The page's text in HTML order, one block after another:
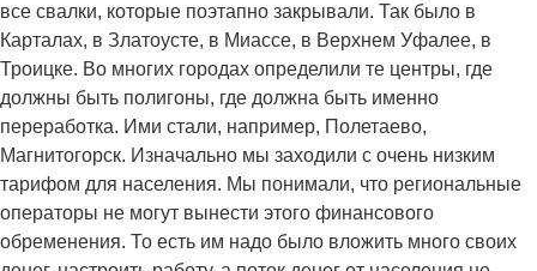
все свалки, которые поэтапно закрывали. Так было в
Карталах, в Златоусте, в Миассе, в Верхнем Уфалее, в
Троицке. Во многих городах определили те центры, где
должны быть полигоны, где должна быть именно
переработка. Ими стали, например, Полетаево,
Магнитогорск. Изначально мы заходили с очень низким
тарифом для населения. Мы понимали, что региональные
операторы не могут вынести этого финансового
обременения. То есть им надо было вложить много своих